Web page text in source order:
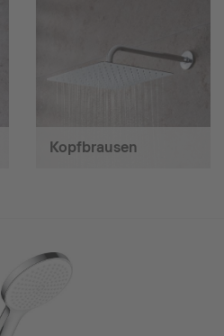
Kopfbrausen